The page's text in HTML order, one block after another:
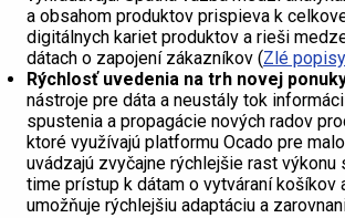
a obsahom produktov prispieva k
digitálnych kariet produktov a rieši
dátach o zapojení zákazníkov (Zlé
Rýchlosť uvedenia na trh novej
nástroje pre dáta a neustály tok
spustenia a propagácie nových radov
ktoré využívajú platformu Ocado pre
uvádzajú zvyčajne rýchlejšie rast výkonu
time prístup k dátam o vytváraní košíkov
umožňuje rýchlejšiu adaptáciu a